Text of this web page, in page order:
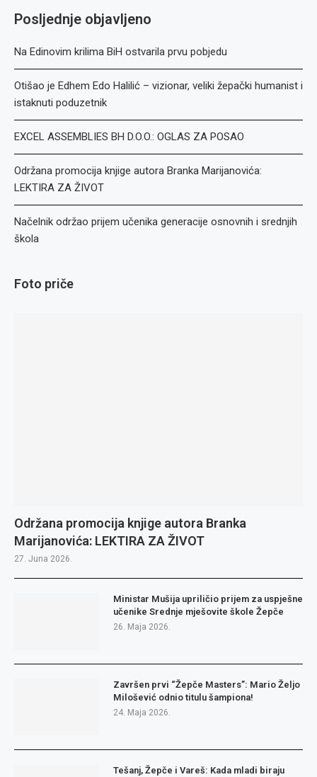
Posljednje objavljeno
Na Edinovim krilima BiH ostvarila prvu pobjedu
Otišao je Edhem Edo Halilić – vizionar, veliki žepački humanist i
istaknuti poduzetnik
EXCEL ASSEMBLIES BH D.O.O.: OGLAS ZA POSAO
Održana promocija knjige autora Branka Marijanovića:
LEKTIRA ZA ŽIVOT
Načelnik održao prijem učenika generacije osnovnih i srednjih
škola
Foto priče
Održana promocija knjige autora Branka
Marijanovića: LEKTIRA ZA ŽIVOT
27. Juna 2026.
Ministar Mušija upriličio prijem za uspješne
učenike Srednje mješovite škole Žepče
26. Maja 2026.
Završen prvi “Žepče Masters”: Mario Željo
Milošević odnio titulu šampiona!
24. Maja 2026.
Tešanj, Žepče i Vareš: Kada mladi biraju